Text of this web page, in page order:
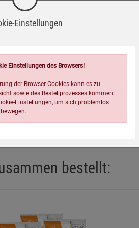
bestellt:
Einstellungen
Einstellungen des Browsers!
der Browser-Cookies kann es zu
sowie des Bestellprozesses kommen.
Einstellungen, um sich problemlos